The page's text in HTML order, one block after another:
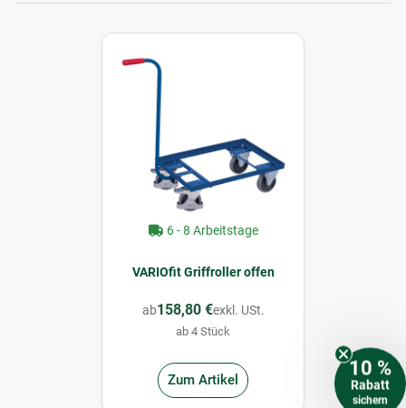
6 - 8 Arbeitstage
VARIOfit Griffroller offen
ab158,80 €exkl. USt.
ab 4 Stück
Zum Artikel
10 %
Rabatt
sichern